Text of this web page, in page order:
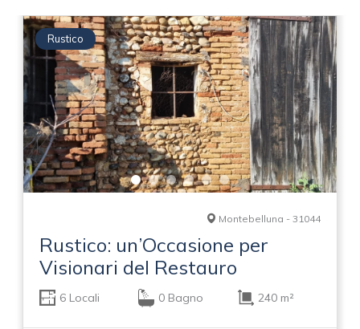
Rustico
Montebelluna - 31044
Rustico: un’Occasione per
Visionari del Restauro
6 Locali 0 Bagno 240 m²